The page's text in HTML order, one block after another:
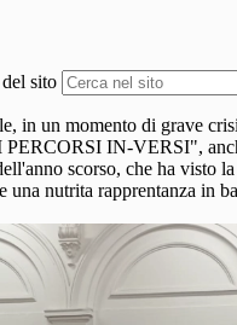
sito
in un momento di grave
IN-VERSI",
scorso, che ha visto
una nutrita rapprentanza in